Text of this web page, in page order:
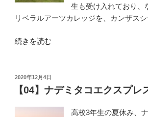
生も受け入れており、
リベラルアーツカレッジを、カンザス
“【06】
ミ
タ
続きを読む
投
日:
2020年12月4日
【04】ナデミタコエクスプレ
高校3年生の夏休み、